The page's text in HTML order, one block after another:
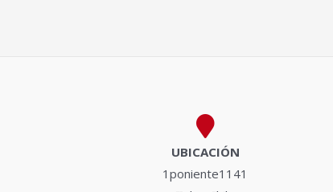
UBICACIÓN
1poniente1141